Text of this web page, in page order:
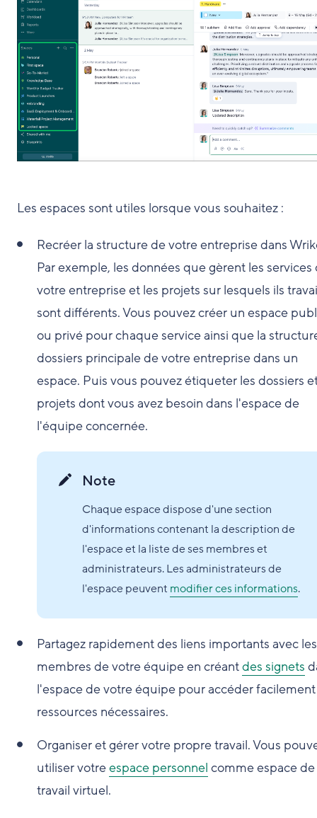
Les espaces sont utiles lorsque vous souhaitez :
Recréer la structure de votre entreprise dans
Par exemple, les données que gèrent les services
votre entreprise et les projets sur lesquels ils
sont différents. Vous pouvez créer un espace
ou privé pour chaque service ainsi que la
dossiers principale de votre entreprise dans un
espace. Puis vous pouvez étiqueter les dossiers
projets dont vous avez besoin dans l'espace de
l'équipe concernée.
Note
Chaque espace dispose d'une section
d'informations contenant la description de
l'espace et la liste de ses membres et
administrateurs. Les administrateurs de
l'espace peuvent modifier ces informations.
Partagez rapidement des liens importants avec les
membres de votre équipe en créantdes signets
l'espace de votre équipe pour accéder
ressources nécessaires.
Organiser et gérer votre propre travail. Vous
utiliser votreespace personnel comme espace de
travail virtuel.